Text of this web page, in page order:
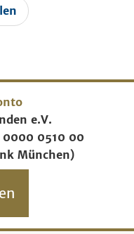
e.V.
0510 00
München)